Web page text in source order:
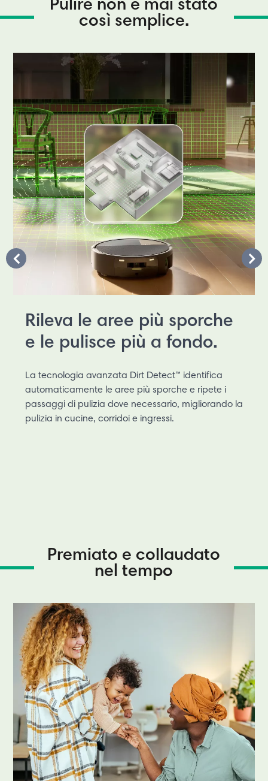
Pulire non é mai stato
così semplice.
Rileva le aree più sporche
e le pulisce più a fondo.
La tecnologia avanzata Dirt Detect™ identifica
automaticamente le aree più sporche e ripete i
passaggi di pulizia dove necessario, migliorando la
pulizia in cucine, corridoi e ingressi.
Premiato e collaudato
nel tempo